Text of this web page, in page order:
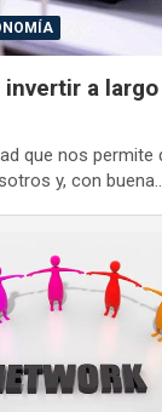
a
que nos permite
y, con